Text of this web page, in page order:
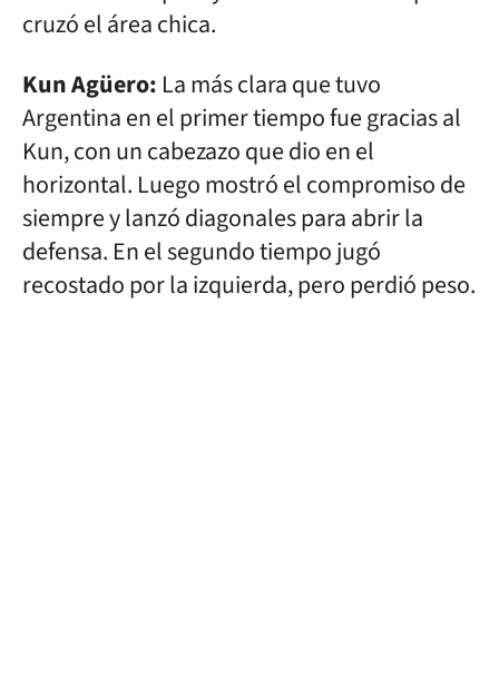
cruzó el área chica.
Kun Agüero: La más clara que tuvo
Argentina en el primer tiempo fue gracias al
Kun, con un cabezazo que dio en el
horizontal. Luego mostró el compromiso de
siempre y lanzó diagonales para abrir la
defensa. En el segundo tiempo jugó
recostado por la izquierda, pero perdió peso.